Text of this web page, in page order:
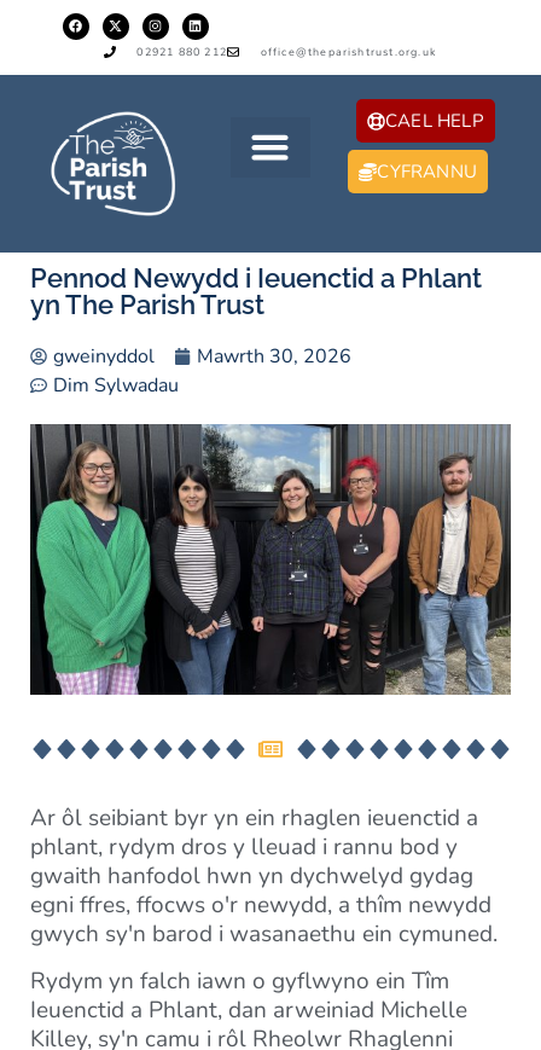
02921 880 212 office@theparishtrust.org.uk
CAEL HELP
CYFRANNU
Pennod Newydd i Ieuenctid a Phlant
yn The Parish Trust
gweinyddol
Mawrth 30, 2026
Dim Sylwadau
Ar ôl seibiant byr yn ein rhaglen ieuenctid a
phlant, rydym dros y lleuad i rannu bod y
gwaith hanfodol hwn yn dychwelyd gydag
egni ffres, ffocws o'r newydd, a thîm newydd
gwych sy'n barod i wasanaethu ein cymuned.
Rydym yn falch iawn o gyflwyno ein Tîm
Ieuenctid a Phlant, dan arweiniad Michelle
Killey, sy'n camu i rôl Rheolwr Rhaglenni